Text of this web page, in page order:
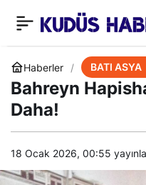
Haberler BATI ASYA
Bahreyn
Daha!
18 Ocak 2026, 00:55
BAE’den Hizbullah ve
Hamas’a Çirkin Saldırı